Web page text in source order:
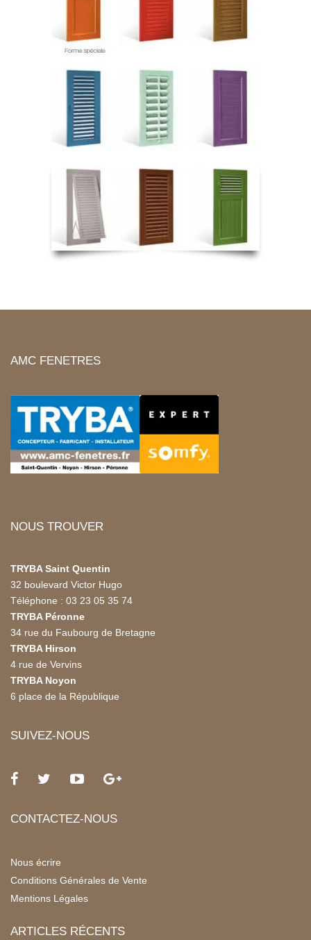
AMC FENETRES
NOUS TROUVER
TRYBA Saint Quentin
32 boulevard Victor Hugo
Téléphone : 03 23 05 35 74
TRYBA Péronne
34 rue du Faubourg de Bretagne
TRYBA Hirson
4 rue de Vervins
TRYBA Noyon
6 place de la République
SUIVEZ-NOUS
CONTACTEZ-NOUS
Nous écrire
Conditions Générales de Vente
Mentions Légales
ARTICLES RÉCENTS